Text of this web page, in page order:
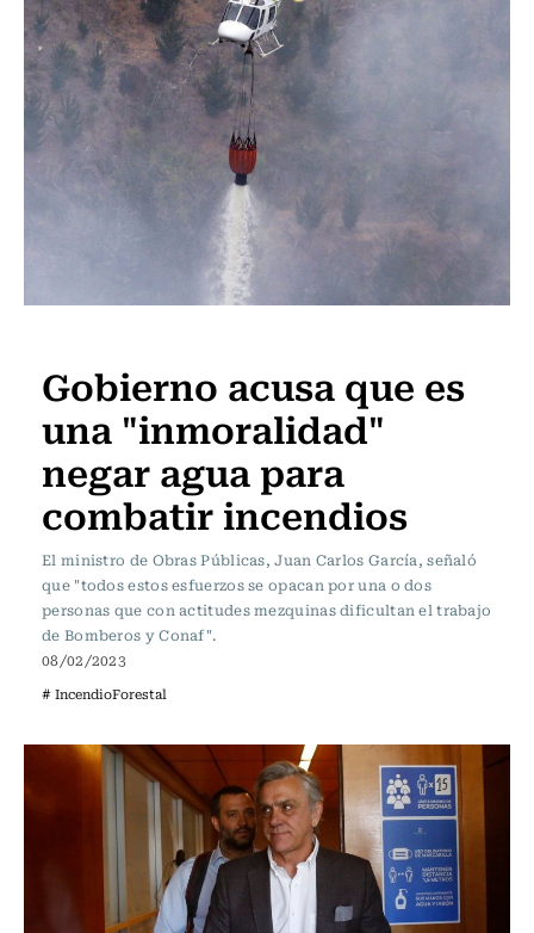
Gobierno acusa que es
una "inmoralidad"
negar agua para
combatir incendios
El ministro de Obras Públicas, Juan Carlos García, señaló
que "todos estos esfuerzos se opacan por una o dos
personas que con actitudes mezquinas dificultan el trabajo
de Bomberos y Conaf".
08/02/2023
# IncendioForestal